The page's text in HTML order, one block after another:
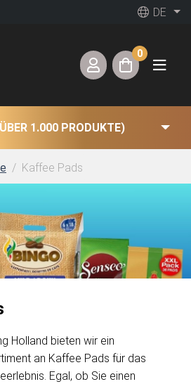
DE
0
1.000 PRODUKTE)
Kaffee Pads
Holland bieten wir ein
an Kaffee Pads für das
Egal, ob Sie einen